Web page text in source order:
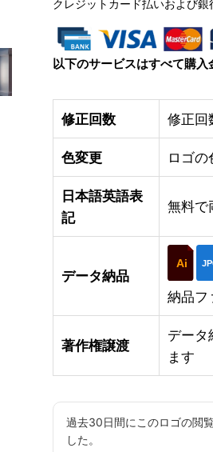
クレジットカード払いおよび銀
以下のサービスはすべて購
修正回数 修正回
色変更 ロゴ
日本語英語表
記
無料で
データ納品
Ai
納品フ
著作権譲渡
データ
ます
過去30日間にこのロゴの閲
した。